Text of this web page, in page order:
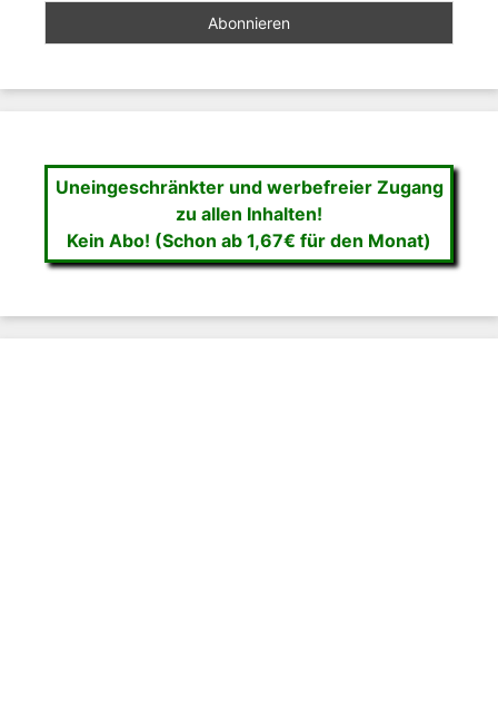
Uneingeschränkter und werbefreier Zugang
zu allen Inhalten!
Kein Abo! (Schon ab 1,67€ für den Monat)